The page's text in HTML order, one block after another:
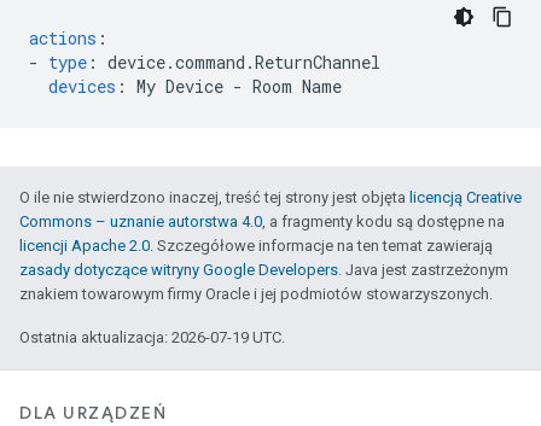
actions :
- type : device.command.ReturnChannel
devices : My Device - Room Name
O ile nie stwierdzono inaczej, treść tej strony jest objęta licencją Creative
Commons – uznanie autorstwa 4.0, a fragmenty kodu są dostępne na
licencji Apache 2.0. Szczegółowe informacje na ten temat zawierają
zasady dotyczące witryny Google Developers. Java jest zastrzeżonym
znakiem towarowym firmy Oracle i jej podmiotów stowarzyszonych.
Ostatnia aktualizacja: 2026-07-19 UTC.
DLA URZĄDZEŃ